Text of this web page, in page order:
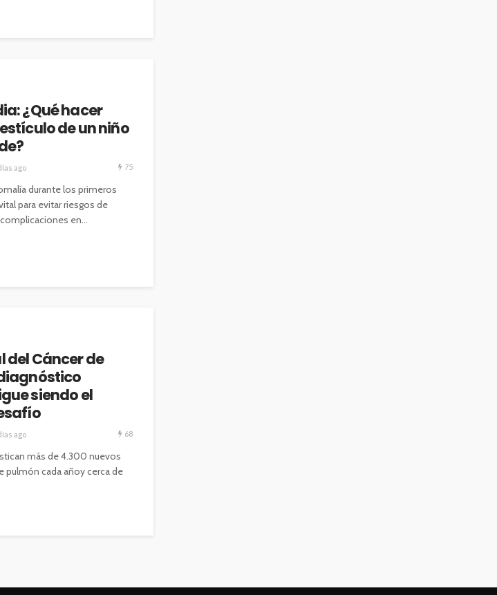
¿Qué hacer
de un niño
ago 75
durante los primeros
para evitar riesgos de
en...
del Cáncer de
siendo el
ago 68
más de 4.300 nuevos
pulmón cada añoy cerca de